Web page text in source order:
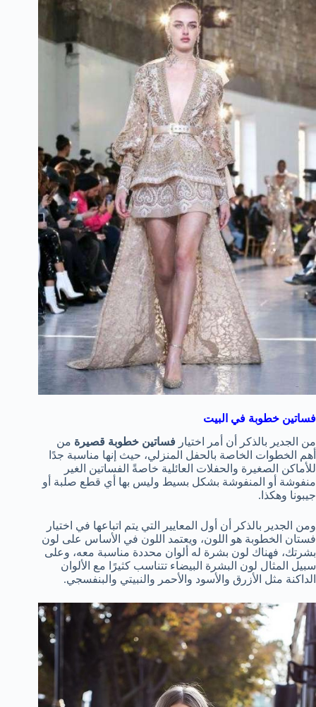
فساتين خطوبة في البيت
من الجدير بالذكر أن أمر اختيار فساتين خطوبة قصيرة من
أهم الخطوات الخاصة بالحفل المنزلي، حيث إنها مناسبة جدًا
للأماكن الصغيرة والحفلات العائلية خاصةً الفساتين الغير
منفوشة أو المنفوشة بشكل بسيط وليس بها أي قطع صلبة أو
جيبونا وهكذا.
ومن الجدير بالذكر أن أول المعايير التي يتم اتباعها في اختيار
فستان الخطوبة هو اللون، ويعتمد اللون في الأساس على لون
بشرتك، فهناك لون بشرة له ألوان محددة مناسبة معه، وعلى
سبيل المثال لون البشرة البيضاء تتناسب كثيرًا مع الألوان
الداكنة مثل الأزرق والأسود والأحمر والنبيتي والبنفسجي.